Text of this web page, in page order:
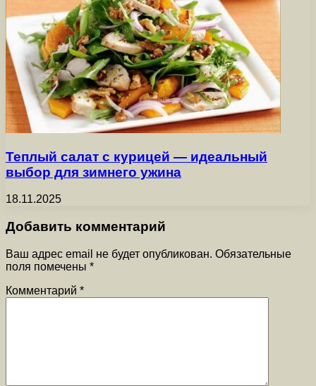
Теплый салат с курицей — идеальный
выбор для зимнего ужина
18.11.2025
Добавить комментарий
Ваш адрес email не будет опубликован. Обязательные
поля помечены *
Комментарий *